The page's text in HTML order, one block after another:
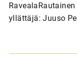
yllättäjä: Juuso